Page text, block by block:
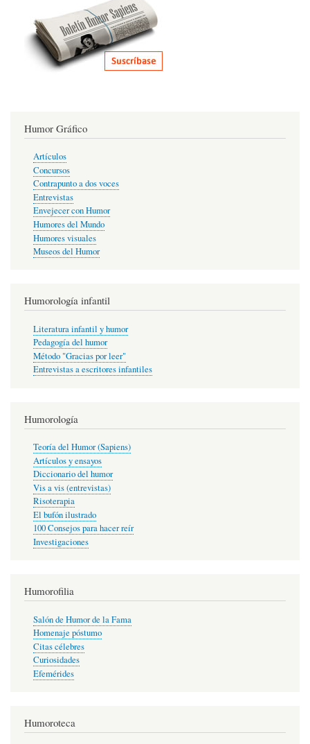
Humor Gráfico
Artículos
Concursos
Contrapunto a dos voces
Entrevistas
Envejecer con Humor
Humores del Mundo
Humores visuales
Museos del Humor
Humorología infantil
Literatura infantil y humor
Pedagogía del humor
Método "Gracias por leer"
Entrevistas a escritores infantiles
Humorología
Teoría del Humor (Sapiens)
Artículos y ensayos
Diccionario del humor
Vis a vis (entrevistas)
Risoterapia
El bufón ilustrado
100 Consejos para hacer reír
Investigaciones
Humorofilia
Salón de Humor de la Fama
Homenaje póstumo
Citas célebres
Curiosidades
Efemérides
Humoroteca